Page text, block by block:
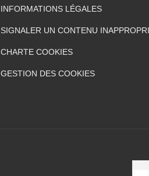
INFORMATIONS LÉGALES
SIGNALER UN CONTENU
CHARTE COOKIES
GESTION DES COOKIES